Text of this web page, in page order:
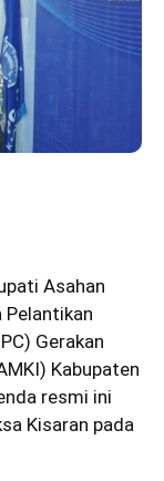
Asahan
Pelantikan
Gerakan
Kabupaten
resmi ini
Kisaran pada